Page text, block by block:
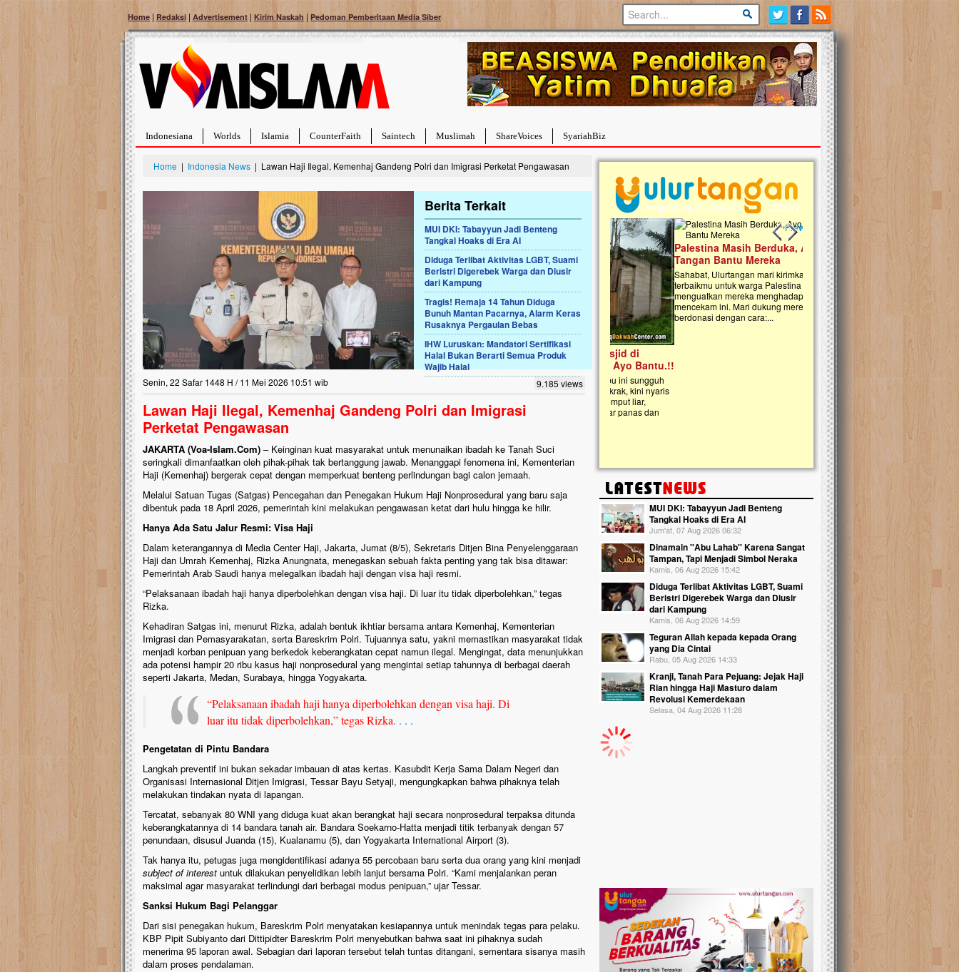
Home | Redaksi | Advertisement | Kirim Naskah | Pedoman Pemberitaan Media Siber
Indonesiana Worlds Islamia CounterFaith Saintech Muslimah ShareVoices SyariahBiz
Home | Indonesia News | Lawan Haji Ilegal, Kemenhaj Gandeng Polri dan Imigrasi Perketat Pengawasan
Berita Terkait
MUI DKI: Tabayyun Jadi Benteng
Tangkal Hoaks di Era AI
Diduga Terlibat Aktivitas LGBT, Suami
Beristri Digerebek Warga dan Diusir
dari Kampung
Tragis! Remaja 14 Tahun Diduga
Bunuh Mantan Pacarnya, Alarm Keras
Rusaknya Pergaulan Bebas
IHW Luruskan: Mandatori Sertifikasi
Halal Bukan Berarti Semua Produk
Wajib Halal
Senin, 22 Safar 1448 H / 11 Mei 2026 10:51 wib 9.185 views
Lawan Haji Ilegal, Kemenhaj Gandeng Polri dan Imigrasi
Perketat Pengawasan
JAKARTA (Voa-Islam.Com) – Keinginan kuat masyarakat untuk menunaikan ibadah ke Tanah Suci
seringkali dimanfaatkan oleh pihak-pihak tak bertanggung jawab. Menanggapi fenomena ini, Kementerian
Haji (Kemenhaj) bergerak cepat dengan memperkuat benteng perlindungan bagi calon jemaah.
Melalui Satuan Tugas (Satgas) Pencegahan dan Penegakan Hukum Haji Nonprosedural yang baru saja
dibentuk pada 18 April 2026, pemerintah kini melakukan pengawasan ketat dari hulu hingga ke hilir.
Hanya Ada Satu Jalur Resmi: Visa Haji
Dalam keterangannya di Media Center Haji, Jakarta, Jumat (8/5), Sekretaris Ditjen Bina Penyelenggaraan
Haji dan Umrah Kemenhaj, Rizka Anungnata, menegaskan sebuah fakta penting yang tak bisa ditawar:
Pemerintah Arab Saudi hanya melegalkan ibadah haji dengan visa haji resmi.
“Pelaksanaan ibadah haji hanya diperbolehkan dengan visa haji. Di luar itu tidak diperbolehkan,” tegas
Rizka.
Kehadiran Satgas ini, menurut Rizka, adalah bentuk ikhtiar bersama antara Kemenhaj, Kementerian
Imigrasi dan Pemasyarakatan, serta Bareskrim Polri. Tujuannya satu, yakni memastikan masyarakat tidak
menjadi korban penipuan yang berkedok keberangkatan cepat namun ilegal. Mengingat, data menunjukkan
ada potensi hampir 20 ribu kasus haji nonprosedural yang mengintai setiap tahunnya di berbagai daerah
seperti Jakarta, Medan, Surabaya, hingga Yogyakarta.
“Pelaksanaan ibadah haji hanya diperbolehkan dengan visa haji. Di
luar itu tidak diperbolehkan,” tegas Rizka. . . .
Pengetatan di Pintu Bandara
Langkah preventif ini bukan sekadar imbauan di atas kertas. Kasubdit Kerja Sama Dalam Negeri dan
Organisasi Internasional Ditjen Imigrasi, Tessar Bayu Setyaji, mengungkapkan bahwa pihaknya telah
melakukan tindakan nyata di lapangan.
Tercatat, sebanyak 80 WNI yang diduga kuat akan berangkat haji secara nonprosedural terpaksa ditunda
keberangkatannya di 14 bandara tanah air. Bandara Soekarno-Hatta menjadi titik terbanyak dengan 57
penundaan, disusul Juanda (15), Kualanamu (5), dan Yogyakarta International Airport (3).
Tak hanya itu, petugas juga mengidentifikasi adanya 55 percobaan baru serta dua orang yang kini menjadi
subject of interest untuk dilakukan penyelidikan lebih lanjut bersama Polri. “Kami menjalankan peran
maksimal agar masyarakat terlindungi dari berbagai modus penipuan,” ujar Tessar.
Sanksi Hukum Bagi Pelanggar
Dari sisi penegakan hukum, Bareskrim Polri menyatakan kesiapannya untuk menindak tegas para pelaku.
KBP Pipit Subiyanto dari Dittipidter Bareskrim Polri menyebutkan bahwa saat ini pihaknya sudah
menerima 95 laporan awal. Sebagian dari laporan tersebut telah tuntas ditangani, sementara sisanya masih
dalam proses pendalaman.
Previous slide
Next slide
Bantu Naura, Balita Hebat Sembuh Dari
Tumor Pembuluh Darah
Hidup Naura Salsabila dipenuhi dengan
rintangan yang sangat berat. Meskipun baru
berusia sepuluh bulan, bayi yang imut ini harus
menghadapi penyakit yang dahsyat, yaitu tumor
pembuluh darah berukuran...
Lima Tahun Mangkrak, Masjid di
Pelosok ini Mengenaskan. Ayo Bantu.!!
Nasib masjid di Kampung Cilumbu ini sungguh
mengenaskan. Lima tahun mangkrak, kini nyaris
berlumut, dan menghitam terpapar panas dan
Palestina Masih Berduka, Ayo Ulurkan
Tangan Bantu Mereka
Sahabat, Ulurtangan mari kirimkan dukungan
terbaikmu untuk warga Palestina di Gaza demi
menguatkan mereka menghadapi situasi
mencekam ini. Mari dukung mereka dengan
berdonasi dengan cara:...
Open Donasi Wakaf
Rumah Qur'an & TK Islam
Najjah di Jonggol
Saat ini, Ulurtangan bersama Yayasan
Najjahtul Islam Jonggol sedang merintis
pembangunan Rumah Qur’an dan
kanak Islam Terpadu (TKIT) An Najjah
Gedung Majelis Taklim di Jonggol,...
MUI DKI: Tabayyun Jadi Benteng
Tangkal Hoaks di Era AI
Jum'at, 07 Aug 2026 06:32
Dinamain ''Abu Lahab'' Karena Sangat
Tampan, Tapi Menjadi Simbol Neraka
Kamis, 06 Aug 2026 15:42
Diduga Terlibat Aktivitas LGBT, Suami
Beristri Digerebek Warga dan Diusir
dari Kampung
Kamis, 06 Aug 2026 14:59
Teguran Allah kepada kepada Orang
yang Dia Cintai
Rabu, 05 Aug 2026 14:33
Kranji, Tanah Para Pejuang: Jejak Haji
Rian hingga Haji Masturo dalam
Revolusi Kemerdekaan
Selasa, 04 Aug 2026 11:28